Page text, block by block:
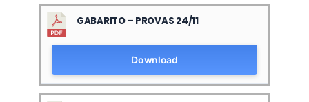
GABARITO – PROVAS 24/11
Download